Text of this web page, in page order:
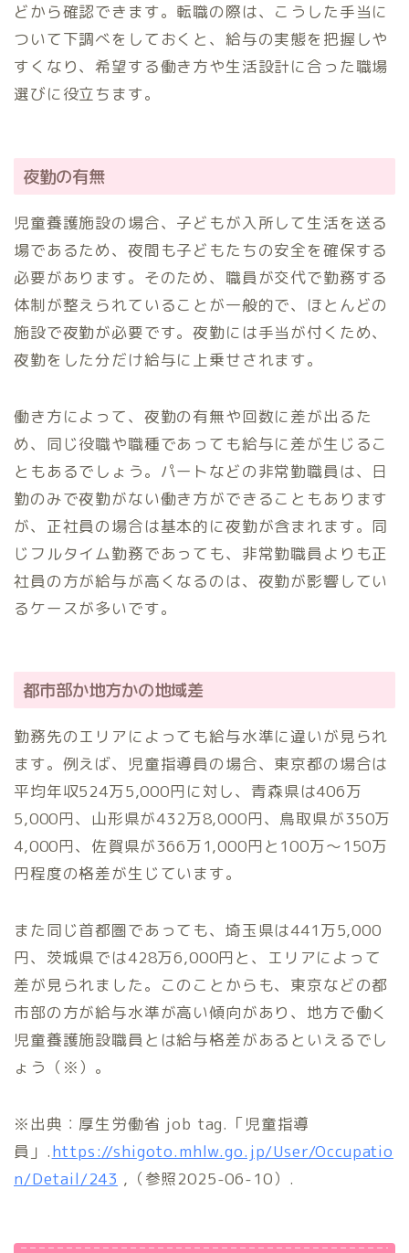
どから確認できます。転職の際は、こうした手当に
ついて下調べをしておくと、給与の実態を把握しや
すくなり、希望する働き方や生活設計に合った職場
選びに役立ちます。
夜勤の有無
児童養護施設の場合、子どもが入所して生活を送る
場であるため、夜間も子どもたちの安全を確保する
必要があります。そのため、職員が交代で勤務する
体制が整えられていることが一般的で、ほとんどの
施設で夜勤が必要です。夜勤には手当が付くため、
夜勤をした分だけ給与に上乗せされます。
働き方によって、夜勤の有無や回数に差が出るた
め、同じ役職や職種であっても給与に差が生じるこ
ともあるでしょう。パートなどの非常勤職員は、日
勤のみで夜勤がない働き方ができることもあります
が、正社員の場合は基本的に夜勤が含まれます。同
じフルタイム勤務であっても、非常勤職員よりも正
社員の方が給与が高くなるのは、夜勤が影響してい
るケースが多いです。
都市部か地方かの地域差
勤務先のエリアによっても給与水準に違いが見られ
ます。例えば、児童指導員の場合、東京都の場合は
平均年収524万5,000円に対し、青森県は406万
5,000円、山形県が432万8,000円、鳥取県が350万
4,000円、佐賀県が366万1,000円と100万～150万
円程度の格差が生じています。
また同じ首都圏であっても、埼玉県は441万5,000
円、茨城県では428万6,000円と、エリアによって
差が見られました。このことからも、東京などの都
市部の方が給与水準が高い傾向があり、地方で働く
児童養護施設職員とは給与格差があるといえるでし
ょう（※）。
※出典：厚生労働省 job tag.「児童指導
員」.https://shigoto.mhlw.go.jp/User/Occupatio
n/Detail/243 ,（参照2025-06-10）.